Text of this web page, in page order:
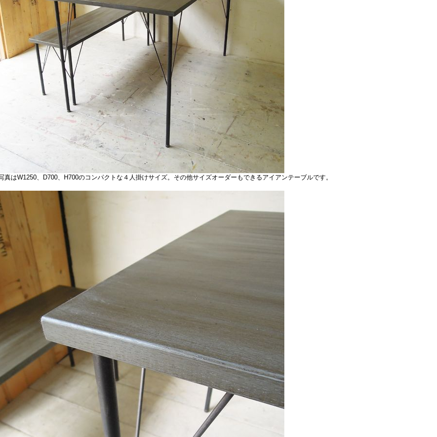
はW1250、D700、H700のコンパクトな４人掛けサイズ。その他サイズオーダーもできるアイアンテーブルです。